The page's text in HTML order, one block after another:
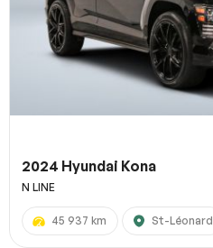
2024 Hyundai Kona
N LINE
45 937 km St-Léonard